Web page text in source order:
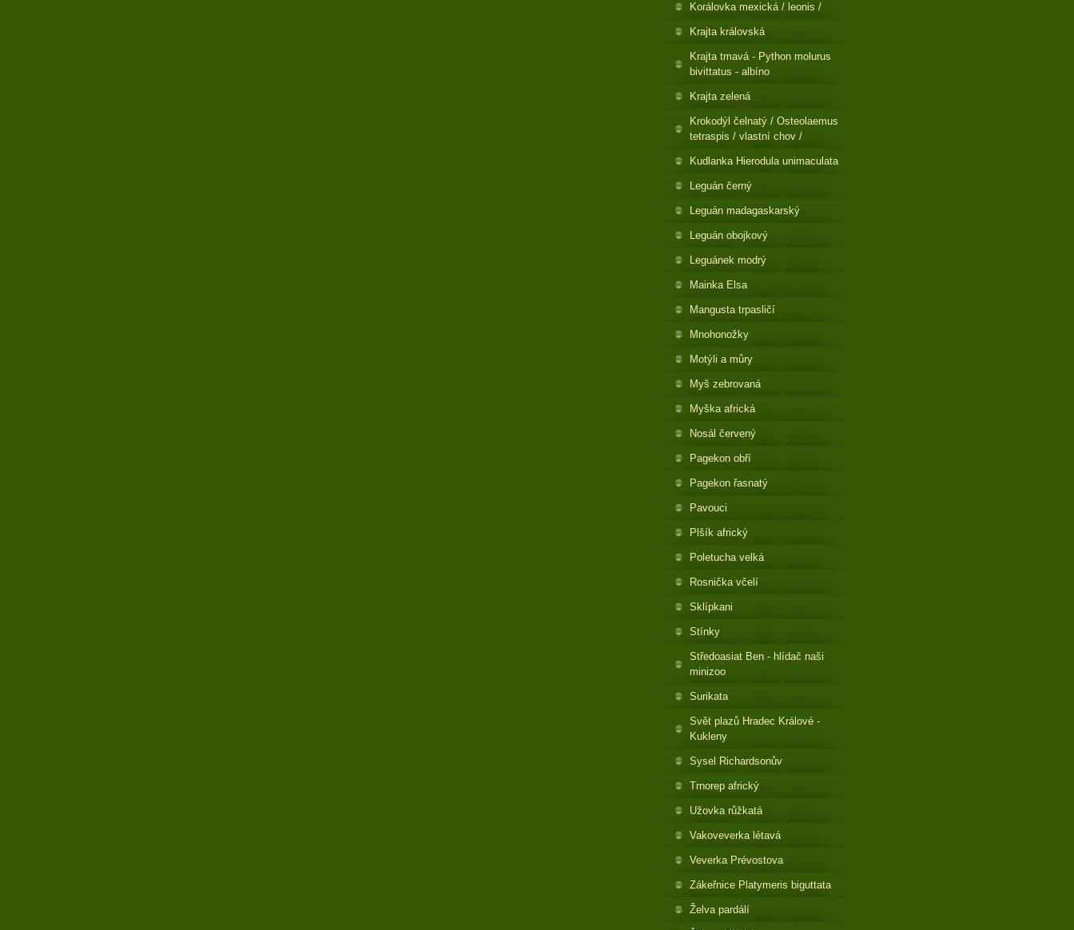
Korálovka mexická / leonis /
Krajta královská
Krajta tmavá - Python molurus
bivittatus - albíno
Krajta zelená
Krokodýl čelnatý / Osteolaemus
tetraspis / vlastní chov /
Kudlanka Hierodula unimaculata
Leguán černý
Leguán madagaskarský
Leguán obojkový
Leguánek modrý
Mainka Elsa
Mangusta trpasličí
Mnohonožky
Motýli a můry
Myš zebrovaná
Myška africká
Nosál červený
Pagekon obří
Pagekon řasnatý
Pavouci
Plšík africký
Poletucha velká
Rosnička včelí
Sklípkani
Stínky
Středoasiat Ben - hlídač naši
minizoo
Surikata
Svět plazů Hradec Králové -
Kukleny
Sysel Richardsonův
Trnorep africký
Užovka růžkatá
Vakoveverka létavá
Veverka Prévostova
Zákeřnice Platymeris biguttata
Želva pardálí